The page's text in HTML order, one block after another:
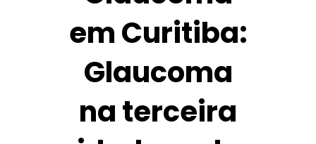
em Curitiba:
Glaucoma
na terceira